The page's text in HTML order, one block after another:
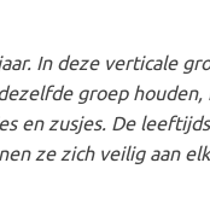
In deze verticale
groep
en zusjes. De
ze zich veilig aan